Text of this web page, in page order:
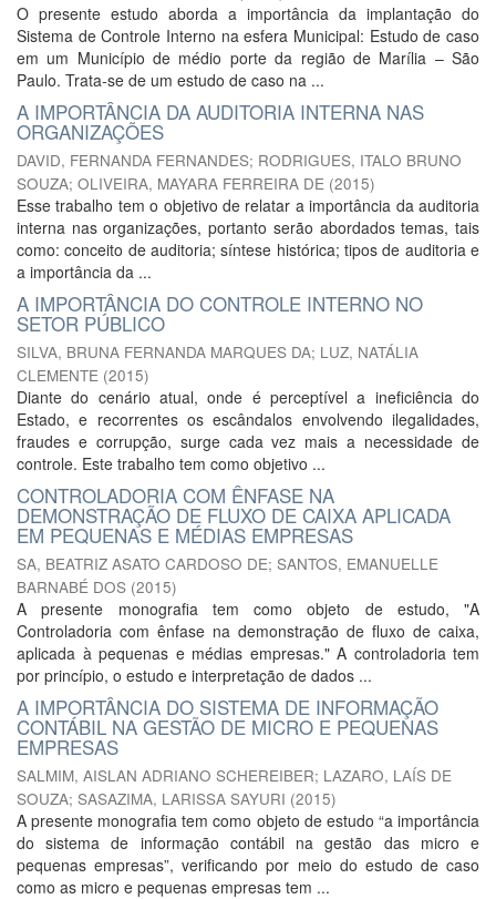
O presente estudo aborda a importância da implantação do
Sistema de Controle Interno na esfera Municipal: Estudo de caso
em um Município de médio porte da região de Marília – São
Paulo. Trata-se de um estudo de caso na ...
A IMPORTÂNCIA DA AUDITORIA INTERNA NAS
ORGANIZAÇÕES
DAVID, FERNANDA FERNANDES; RODRIGUES, ITALO BRUNO
SOUZA; OLIVEIRA, MAYARA FERREIRA DE (2015)
Esse trabalho tem o objetivo de relatar a importância da auditoria
interna nas organizações, portanto serão abordados temas, tais
como: conceito de auditoria; síntese histórica; tipos de auditoria e
a importância da ...
A IMPORTÂNCIA DO CONTROLE INTERNO NO
SETOR PÚBLICO
SILVA, BRUNA FERNANDA MARQUES DA; LUZ, NATÁLIA
CLEMENTE (2015)
Diante do cenário atual, onde é perceptível a ineficiência do
Estado, e recorrentes os escândalos envolvendo ilegalidades,
fraudes e corrupção, surge cada vez mais a necessidade de
controle. Este trabalho tem como objetivo ...
CONTROLADORIA COM ÊNFASE NA
DEMONSTRAÇÃO DE FLUXO DE CAIXA APLICADA
EM PEQUENAS E MÉDIAS EMPRESAS
SA, BEATRIZ ASATO CARDOSO DE; SANTOS, EMANUELLE
BARNABÉ DOS (2015)
A presente monografia tem como objeto de estudo, "A
Controladoria com ênfase na demonstração de fluxo de caixa,
aplicada à pequenas e médias empresas." A controladoria tem
por princípio, o estudo e interpretação de dados ...
A IMPORTÂNCIA DO SISTEMA DE INFORMAÇÃO
CONTÁBIL NA GESTÃO DE MICRO E PEQUENAS
EMPRESAS
SALMIM, AISLAN ADRIANO SCHEREIBER; LAZARO, LAÍS DE
SOUZA; SASAZIMA, LARISSA SAYURI (2015)
A presente monografia tem como objeto de estudo “a importância
do sistema de informação contábil na gestão das micro e
pequenas empresas”, verificando por meio do estudo de caso
como as micro e pequenas empresas tem ...